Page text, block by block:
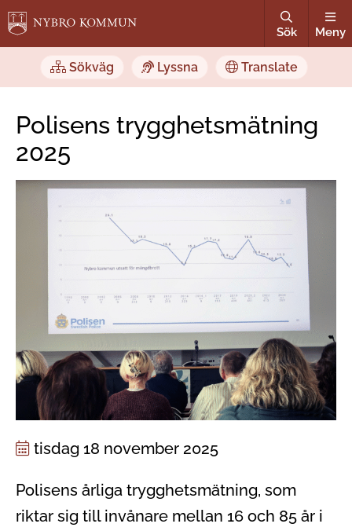
Sök Meny
Sökväg Lyssna Translate
Polisens trygghetsmätning
2025
tisdag 18 november 2025
Polisens årliga trygghetsmätning, som
riktar sig till invånare mellan 16 och 85 år i